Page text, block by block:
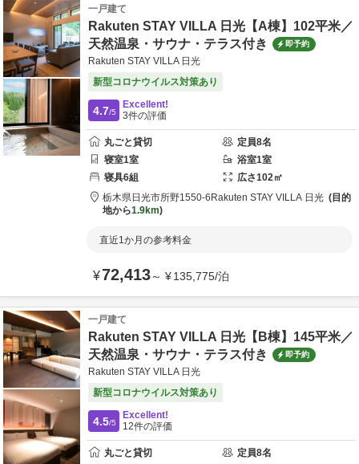
一戸建て
Rakuten STAY VILLA 日光【A棟】102平米／
天然温泉・サウナ・テラス付き
即予約
Rakuten STAY VILLA 日光
新型コロナウイルス対策あり
4.7/5
Excellent!
3件の評価
丸ごと貸切 定員8名
寝室1室 浴室1室
寝具6組 広さ102㎡
栃木県日光市所野1550-6 Rakuten STAY VILLA 日光
目的
地から1.9km
直近1か月の参考料金
¥72,413～ ¥135,775/泊
一戸建て
Rakuten STAY VILLA 日光【B棟】145平米／
天然温泉・サウナ・テラス付き
即予約
Rakuten STAY VILLA 日光
新型コロナウイルス対策あり
4.5/5
Excellent!
12件の評価
丸ごと貸切 定員8名